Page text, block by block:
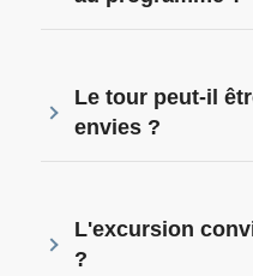
Le tour peut-il
envies ?
L'excursion
?